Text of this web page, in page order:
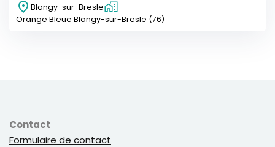
Blangy-sur-Bresle
Orange Bleue Blangy-sur-Bresle (76)
Contact
Formulaire de contact